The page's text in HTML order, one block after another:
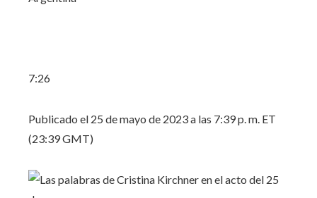
7:26
Publicado el 25 de mayo de 2023 a las 7:39 p. m. ET
(23:39 GMT)